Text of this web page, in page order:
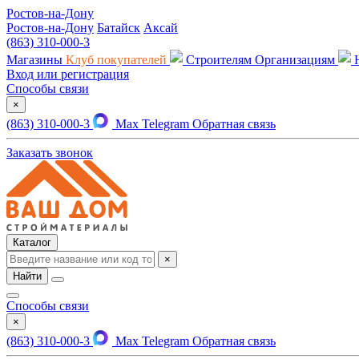
Ростов-на-Дону
Ростов-на-Дону Батайск Аксай
(863) 310-000-3
Магазины Клуб покупателей Строителям Организациям
Вход или регистрация
Способы связи
×
(863) 310-000-3 Max Telegram Обратная связь
Заказать звонок
Каталог
×
Найти
Способы связи
×
(863) 310-000-3 Max Telegram Обратная связь